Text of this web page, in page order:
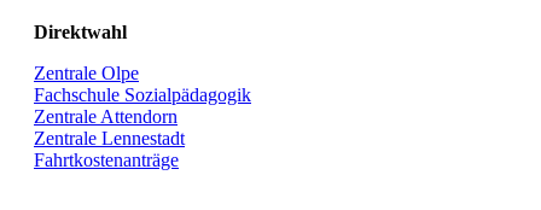
Direktwahl
Zentrale Olpe
Fachschule Sozialpädagogik
Zentrale Attendorn
Zentrale Lennestadt
Fahrtkostenanträge